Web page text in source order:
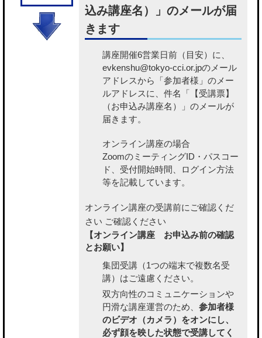
込み講座名）」のメールが届
きます
講座開催6営業日前（目安）に、
evkenshu@tokyo-cci.or.jpのメール
アドレスから「参加者様」のメー
ルアドレスに、件名「【受講票】
（お申込み講座名）」のメールが
届きます。
オンライン講座の場合
ZoomのミーティングID・パスコー
ド、受付開始時間、ログイン方法
等を記載しています。
オンライン講座の受講前にご確認くだ
さい ご確認ください
【オンライン講座 お申込み前の確認
とお願い】
集団受講（1つの端末で複数名受
講）はご遠慮ください。
双方向性のコミュニケーションや
円滑な講座運営のため、 参加者様
のビデオ（カメラ）をオンにし、
必ず顔を映した状態で受講してく